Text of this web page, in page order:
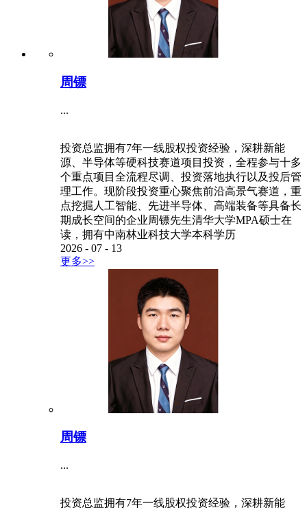
周镖
...
投资总监拥有7年一线股权投资经验，深耕新能
源、半导体等硬科技赛道项目投资，全程参与十多
个重点项目全流程尽调、投资落地执行以及投后管
理工作。现阶段投资重心聚焦前沿高景气赛道，重
点挖掘人工智能、先进半导体、高端装备等具备长
期成长空间的企业周镖先生清华大学MPA硕士在
读，拥有中南林业科技大学本科学历
2026 - 07 - 13
更多>>
周镖
...
投资总监拥有7年一线股权投资经验，深耕新能